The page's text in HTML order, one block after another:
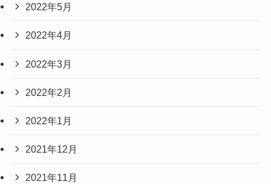
2022年5月
2022年4月
2022年3月
2022年2月
2022年1月
2021年12月
2021年11月